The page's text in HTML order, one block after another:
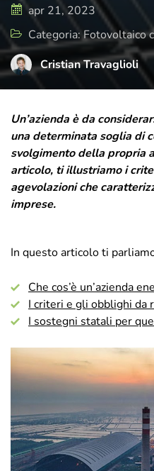
apr 21, 2023
Categoria: Fotovoltaico
Cristian Travaglioli
Un’azienda è da
una determinata soglia di
svolgimento della propria
articolo, ti illustriamo i
agevolazioni che
imprese.
In questo articolo ti
Che cos’è un’azienda
I criteri e gli obblighi da
I sostegni statali per
di cura e
e il futuro di T-
sguardo rivolto a